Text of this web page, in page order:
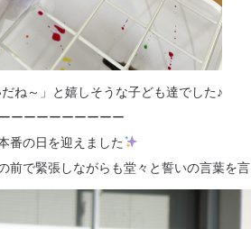
だね～」と嬉しそうな子ども達でした♪
ーーーーーーーーー
番の日を迎えました
前で緊張しながらも堂々と誓いの言葉を